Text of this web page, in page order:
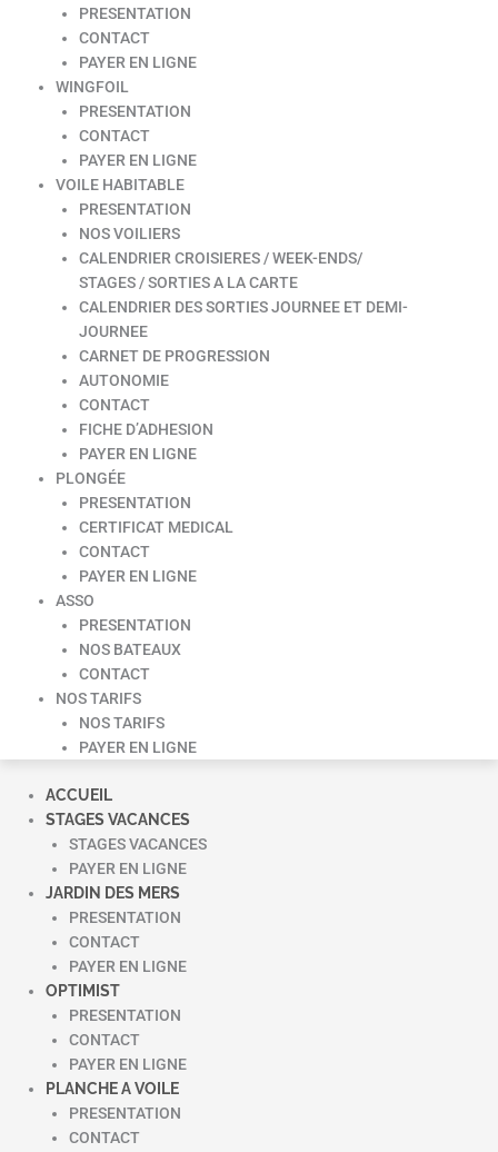
PRESENTATION
CONTACT
PAYER EN LIGNE
WINGFOIL
PRESENTATION
CONTACT
PAYER EN LIGNE
VOILE HABITABLE
PRESENTATION
NOS VOILIERS
CALENDRIER CROISIERES / WEEK-ENDS/
STAGES / SORTIES A LA CARTE
CALENDRIER DES SORTIES JOURNEE ET DEMI-
JOURNEE
CARNET DE PROGRESSION
AUTONOMIE
CONTACT
FICHE D’ADHESION
PAYER EN LIGNE
PLONGÉE
PRESENTATION
CERTIFICAT MEDICAL
CONTACT
PAYER EN LIGNE
ASSO
PRESENTATION
NOS BATEAUX
CONTACT
NOS TARIFS
NOS TARIFS
PAYER EN LIGNE
ACCUEIL
STAGES VACANCES
STAGES VACANCES
PAYER EN LIGNE
JARDIN DES MERS
PRESENTATION
CONTACT
PAYER EN LIGNE
OPTIMIST
PRESENTATION
CONTACT
PAYER EN LIGNE
PLANCHE A VOILE
PRESENTATION
CONTACT